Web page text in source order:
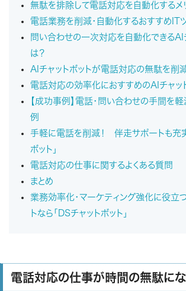
無駄を排除して電話対応を自動化するメ
電話業務を削減・自動化するおすすめIT
問い合わせの一次対応を自動化できるAI
は？
AIチャットボットが電話対応の無駄を削
電話対応の効率化におすすめのAIチャッ
【成功事例】電話・問い合わせの手間を
例
手軽に電話を削減！ 伴走サポートも充
ボット」
電話対応の仕事に関するよくある質問
まとめ
業務効率化・マーケティング強化に役立
トなら「DSチャットボット」
電話対応の仕事が時間の無駄に